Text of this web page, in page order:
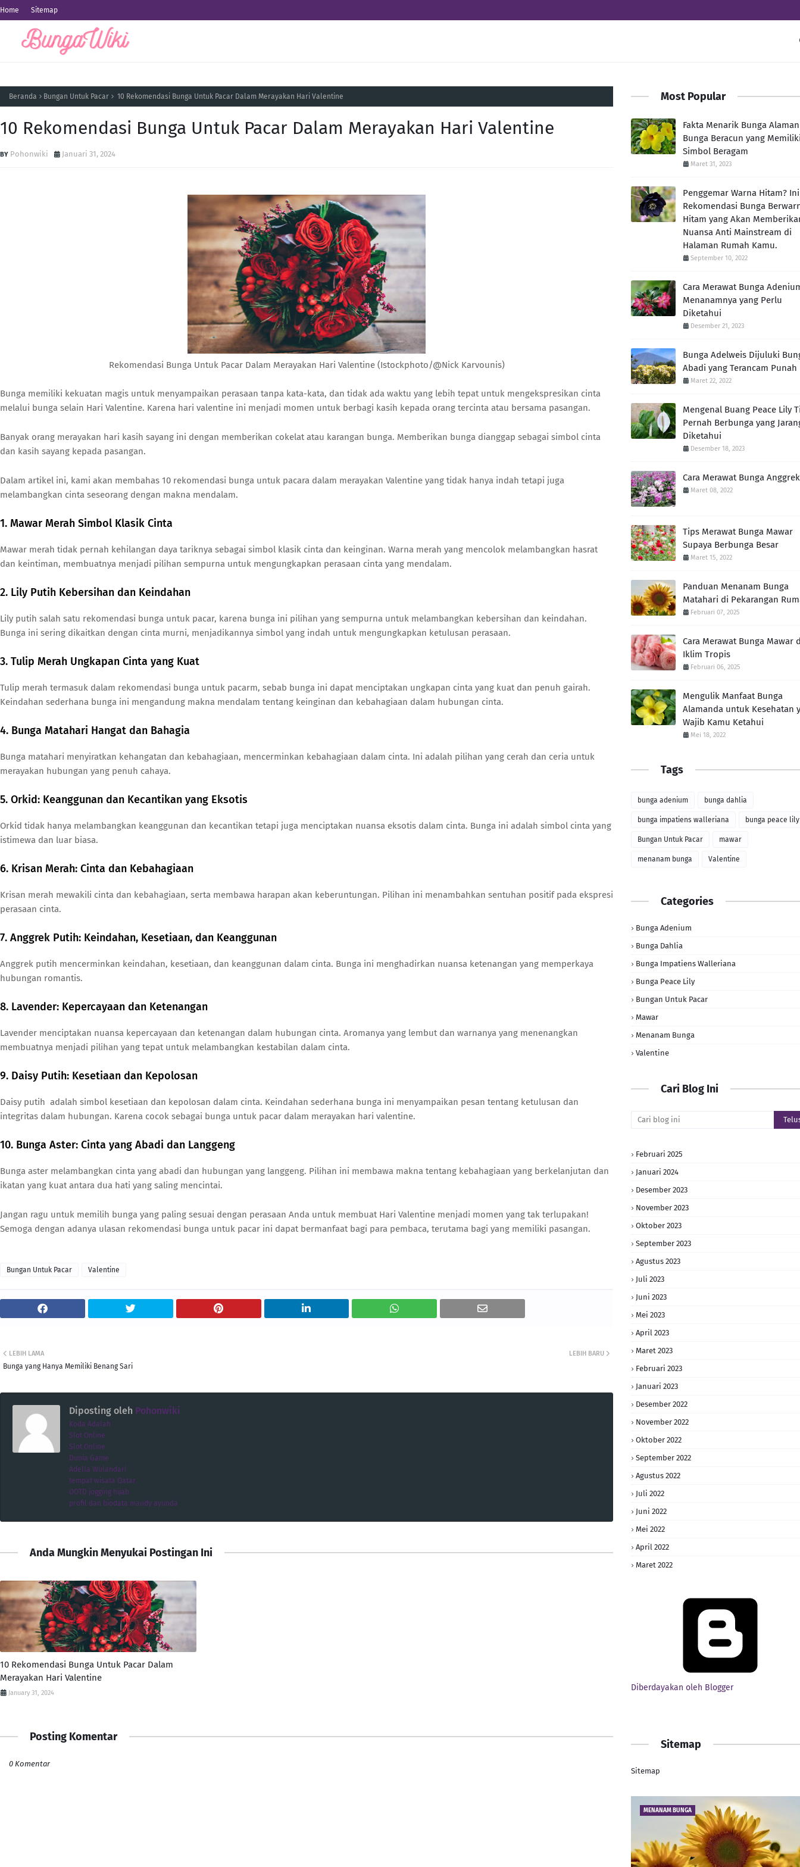
Home Sitemap
Beranda Bungan Untuk Pacar 10 Rekomendasi Bunga Untuk Pacar Dalam Merayakan Hari Valentine
10 Rekomendasi Bunga Untuk Pacar Dalam Merayakan Hari Valentine
Pohonwiki Januari 31, 2024
Rekomendasi Bunga Untuk Pacar Dalam Merayakan Hari Valentine (Istockphoto/@Nick Karvounis)
Bunga memiliki kekuatan magis untuk menyampaikan perasaan tanpa kata-kata, dan tidak ada waktu yang lebih tepat untuk mengekspresikan cinta
melalui bunga selain Hari Valentine. Karena hari valentine ini menjadi momen untuk berbagi kasih kepada orang tercinta atau bersama pasangan.
Banyak orang merayakan hari kasih sayang ini dengan memberikan cokelat atau karangan bunga. Memberikan bunga dianggap sebagai simbol cinta
dan kasih sayang kepada pasangan.
Dalam artikel ini, kami akan membahas 10 rekomendasi bunga untuk pacara dalam merayakan Valentine yang tidak hanya indah tetapi juga
melambangkan cinta seseorang dengan makna mendalam.
1. Mawar Merah Simbol Klasik Cinta
Mawar merah tidak pernah kehilangan daya tariknya sebagai simbol klasik cinta dan keinginan. Warna merah yang mencolok melambangkan hasrat
dan keintiman, membuatnya menjadi pilihan sempurna untuk mengungkapkan perasaan cinta yang mendalam.
2. Lily Putih Kebersihan dan Keindahan
Lily putih salah satu rekomendasi bunga untuk pacar, karena bunga ini pilihan yang sempurna untuk melambangkan kebersihan dan keindahan.
Bunga ini sering dikaitkan dengan cinta murni, menjadikannya simbol yang indah untuk mengungkapkan ketulusan perasaan.
3. Tulip Merah Ungkapan Cinta yang Kuat
Tulip merah termasuk dalam rekomendasi bunga untuk pacarm, sebab bunga ini dapat menciptakan ungkapan cinta yang kuat dan penuh gairah.
Keindahan sederhana bunga ini mengandung makna mendalam tentang keinginan dan kebahagiaan dalam hubungan cinta.
4. Bunga Matahari Hangat dan Bahagia
Bunga matahari menyiratkan kehangatan dan kebahagiaan, mencerminkan kebahagiaan dalam cinta. Ini adalah pilihan yang cerah dan ceria untuk
merayakan hubungan yang penuh cahaya.
5. Orkid: Keanggunan dan Kecantikan yang Eksotis
Orkid tidak hanya melambangkan keanggunan dan kecantikan tetapi juga menciptakan nuansa eksotis dalam cinta. Bunga ini adalah simbol cinta yang
istimewa dan luar biasa.
6. Krisan Merah: Cinta dan Kebahagiaan
Krisan merah mewakili cinta dan kebahagiaan, serta membawa harapan akan keberuntungan. Pilihan ini menambahkan sentuhan positif pada ekspresi
perasaan cinta.
7. Anggrek Putih: Keindahan, Kesetiaan, dan Keanggunan
Anggrek putih mencerminkan keindahan, kesetiaan, dan keanggunan dalam cinta. Bunga ini menghadirkan nuansa ketenangan yang memperkaya
hubungan romantis.
8. Lavender: Kepercayaan dan Ketenangan
Lavender menciptakan nuansa kepercayaan dan ketenangan dalam hubungan cinta. Aromanya yang lembut dan warnanya yang menenangkan
membuatnya menjadi pilihan yang tepat untuk melambangkan kestabilan dalam cinta.
9. Daisy Putih: Kesetiaan dan Kepolosan
Daisy putih adalah simbol kesetiaan dan kepolosan dalam cinta. Keindahan sederhana bunga ini menyampaikan pesan tentang ketulusan dan
integritas dalam hubungan. Karena cocok sebagai bunga untuk pacar dalam merayakan hari valentine.
10. Bunga Aster: Cinta yang Abadi dan Langgeng
Bunga aster melambangkan cinta yang abadi dan hubungan yang langgeng. Pilihan ini membawa makna tentang kebahagiaan yang berkelanjutan dan
ikatan yang kuat antara dua hati yang saling mencintai.
Jangan ragu untuk memilih bunga yang paling sesuai dengan perasaan Anda untuk membuat Hari Valentine menjadi momen yang tak terlupakan!
Semoga dengan adanya ulasan rekomendasi bunga untuk pacar ini dapat bermanfaat bagi para pembaca, terutama bagi yang memiliki pasangan.
Bungan Untuk Pacar Valentine
LEBIH BARU
LEBIH LAMA
Bunga yang Hanya Memiliki Benang Sari
Diposting oleh Pohonwiki
Koda Adalah
Slot Online
Slot Online
Dunia Game
Adella Wulandari
tempat wisata Qatar
OOTD jogging hijab
profil dan biodata maudy ayunda
Anda Mungkin Menyukai Postingan Ini
10 Rekomendasi Bunga Untuk Pacar Dalam
Merayakan Hari Valentine
January 31, 2024
Posting Komentar
0 Komentar
Most Popular
Fakta Menarik Bunga
Bunga Beracun yang
Simbol Beragam
Maret 31, 2023
Penggemar Warna Hitam?
Rekomendasi Bunga
Hitam yang Akan
Nuansa Anti Mainstream di
Halaman Rumah Kamu.
September 10, 2022
Cara Merawat Bunga
Menanamnya yang Perlu
Diketahui
Desember 21, 2023
Bunga Adelweis Dijuluki
Abadi yang Terancam Punah
Maret 22, 2022
Mengenal Buang Peace Lily
Pernah Berbunga yang
Diketahui
Desember 18, 2023
Cara Merawat Bunga Anggrek
Maret 08, 2022
Tips Merawat Bunga Mawar
Supaya Berbunga Besar
Maret 15, 2022
Panduan Menanam Bunga
Matahari di Pekarangan
Februari 07, 2025
Cara Merawat Bunga Mawar
Iklim Tropis
Februari 06, 2025
Mengulik Manfaat Bunga
Alamanda untuk Kesehatan
Wajib Kamu Ketahui
Mei 18, 2022
Tags
bunga adenium bunga dahlia
bunga impatiens walleriana bunga peace lily
Bungan Untuk Pacar mawar
menanam bunga Valentine
Categories
Bunga Adenium
Bunga Dahlia
Bunga Impatiens Walleriana
Bunga Peace Lily
Bungan Untuk Pacar
Mawar
Menanam Bunga
Valentine
Cari Blog Ini
Februari 2025
Januari 2024
Desember 2023
November 2023
Oktober 2023
September 2023
Agustus 2023
Juli 2023
Juni 2023
Mei 2023
April 2023
Maret 2023
Februari 2023
Januari 2023
Desember 2022
November 2022
Oktober 2022
September 2022
Agustus 2022
Juli 2022
Juni 2022
Mei 2022
April 2022
Maret 2022
Diberdayakan oleh Blogger
Sitemap
Sitemap
MENANAM BUNGA